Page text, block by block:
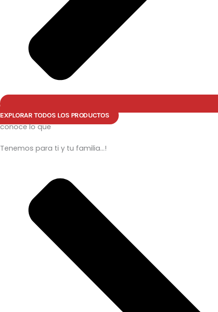
EXPLORAR TODOS LOS PRODUCTOS
conoce lo que
Tenemos para ti y tu familia...!